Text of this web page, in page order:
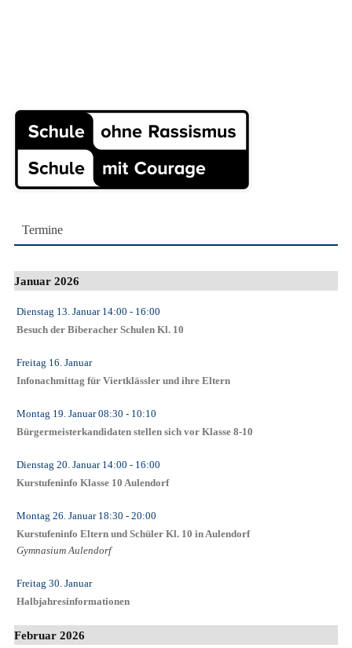
Termine
Januar 2026
Dienstag 13. Januar14:00 - 16:00
Besuch der Biberacher Schulen Kl. 10
Freitag 16. Januar
Infonachmittag für Viertklässler und ihre Eltern
Montag 19. Januar08:30 - 10:10
Bürgermeisterkandidaten stellen sich vor Klasse 8-10
Dienstag 20. Januar14:00 - 16:00
Kurstufeninfo Klasse 10 Aulendorf
Montag 26. Januar18:30 - 20:00
Kurstufeninfo Eltern und Schüler Kl. 10 in Aulendorf
Gymnasium Aulendorf
Freitag 30. Januar
Halbjahresinformationen
Februar 2026